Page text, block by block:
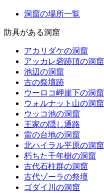
洞窟の場所一覧
防具がある洞窟
アカリダケの洞窟
アッカレ砦跡頂の洞窟
池辺の洞窟
古の祭壇跡
ウーロコ岬崖下の洞窟
ウォルナット山の洞窟
ウッコ池の洞窟
王家の隠し通路
雷の台地の洞窟
北ハイラル平原の洞窟
朽ちた千年樹の洞窟
古代石柱群の洞窟
古代ゾーラの祭壇
ゴダイ川の洞窟